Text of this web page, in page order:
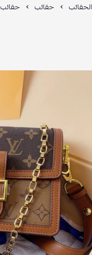
الحقائب حقائب